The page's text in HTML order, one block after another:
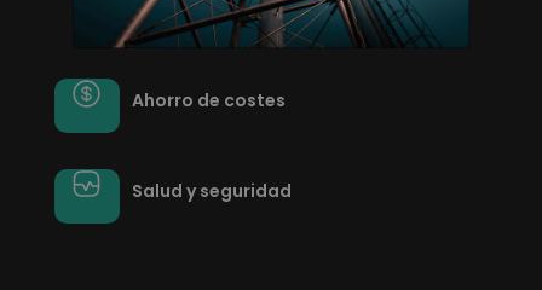
Ahorro de costes
Salud y seguridad